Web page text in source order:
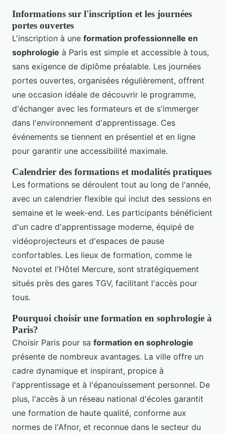
Informations sur l'inscription et les journées
portes ouvertes
L'inscription à une formation professionnelle en
sophrologie à Paris est simple et accessible à tous,
sans exigence de diplôme préalable. Les journées
portes ouvertes, organisées régulièrement, offrent
une occasion idéale de découvrir le programme,
d'échanger avec les formateurs et de s'immerger
dans l'environnement d'apprentissage. Ces
événements se tiennent en présentiel et en ligne
pour garantir une accessibilité maximale.
Calendrier des formations et modalités pratiques
Les formations se déroulent tout au long de l'année,
avec un calendrier flexible qui inclut des sessions en
semaine et le week-end. Les participants bénéficient
d'un cadre d'apprentissage moderne, équipé de
vidéoprojecteurs et d'espaces de pause
confortables. Les lieux de formation, comme le
Novotel et l'Hôtel Mercure, sont stratégiquement
situés près des gares TGV, facilitant l'accès pour
tous.
Pourquoi choisir une formation en sophrologie à
Paris?
Choisir Paris pour sa formation en sophrologie
présente de nombreux avantages. La ville offre un
cadre dynamique et inspirant, propice à
l'apprentissage et à l'épanouissement personnel. De
plus, l'accès à un réseau national d'écoles garantit
une formation de haute qualité, conforme aux
normes de l'Afnor, et reconnue dans le secteur du